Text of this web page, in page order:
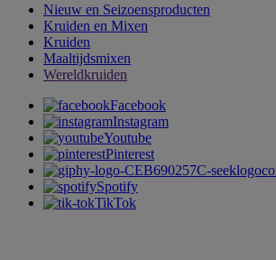
Nieuw en Seizoensproducten
Kruiden en Mixen
Kruiden
Maaltijdsmixen
Wereldkruiden
Facebook
Instagram
Youtube
Pinterest
Spotify
TikTok